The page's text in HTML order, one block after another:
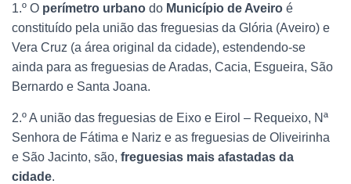
1.º O perímetro urbano do Município de Aveiro é
constituído pela união das freguesias da Glória (Aveiro) e
Vera Cruz (a área original da cidade), estendendo-se
ainda para as freguesias de Aradas, Cacia, Esgueira, São
Bernardo e Santa Joana.
2.º A união das freguesias de Eixo e Eirol – Requeixo, Nª
Senhora de Fátima e Nariz e as freguesias de Oliveirinha
e São Jacinto, são, freguesias mais afastadas da
cidade.